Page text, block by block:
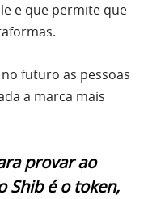
e que permite que
futuro as pessoas
a marca mais
provar ao
Shib é o token,